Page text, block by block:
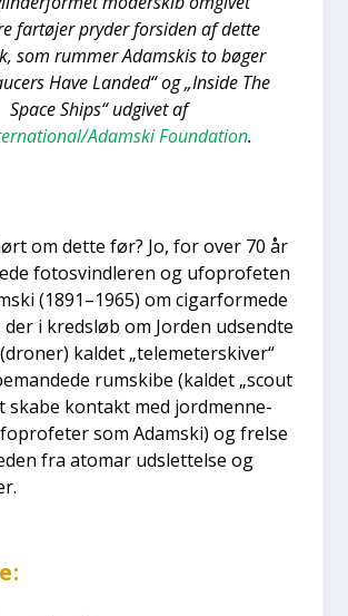
far­tø­jer pry­der for­si­den af det­te
som rum­mer Adam­skis to bøger
Have Lan­ded“ og „Insi­de The
Spa­ce Ships“ udgi­vet af
Adamski Foun­da­tion.
om det­te før? Jo, for over 70 år
fotosvind­le­ren og ufopro­fe­ten
(1891–1965) om cigar­for­me­de
i kredsløb om Jor­den udsend­te
kal­det „tele­me­ter­ski­ver“
rum­ski­be (kal­det „scout
ska­be kon­takt med jord­men­ne­
som Adam­ski) og frel­se
fra ato­mar uds­let­tel­se og